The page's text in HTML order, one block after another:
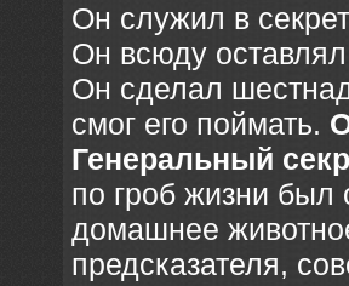
Он служил в
Он всюду
Он сделал
смог его поймать.
Генеральный
по гроб жизни был
домашнее
предсказателя,